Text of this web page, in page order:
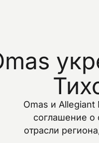
Omas и
соглашение о
отрасли